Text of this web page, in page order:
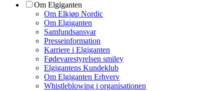
Om Elgiganten
Om Elkjøp Nordic
Om Elgiganten
Samfundsansvar
Presseinformation
Karriere i Elgiganten
Fødevarestyrelsen smiley
Elgigantens Kundeklub
Om Elgiganten Erhverv
Whistleblowing i organisationen